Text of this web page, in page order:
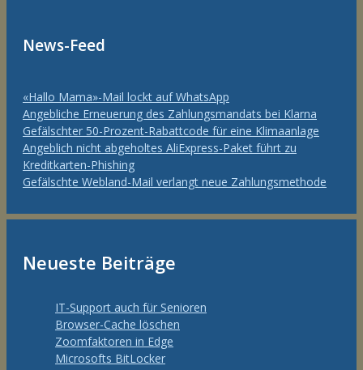
News-Feed
«Hallo Mama»-Mail lockt auf WhatsApp
Angebliche Erneuerung des Zahlungsmandats bei Klarna
Gefälschter 50-Prozent-Rabattcode für eine Klimaanlage
Angeblich nicht abgeholtes AliExpress-Paket führt zu
Kreditkarten-Phishing
Gefälschte Webland-Mail verlangt neue Zahlungsmethode
Neueste Beiträge
IT-Support auch für Senioren
Browser-Cache löschen
Zoomfaktoren in Edge
Microsofts BitLocker